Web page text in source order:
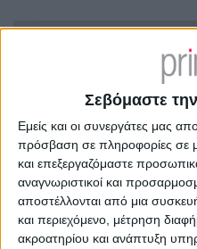
Σεβόμαστε την
Εμείς και οι συνεργάτες μας
πρόσβαση σε πληροφορίες σε
και επεξεργαζόμαστε
αναγνωριστικοί και
αποστέλλονται από μια συσκευή
και περιεχόμενο, μέτρηση
ακροατηρίου και ανάπτυξη